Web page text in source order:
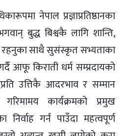
नेपाल प्रज्ञाप्रतिष्ठानका
बुद्ध बिश्वकै लागि शान्ति,
रहनुका साथै सुसंस्कृत सभ्यताका
आफू किराती धर्म सम्प्रदायको
उत्तिकै आदरभाव र सम्मान
कार्यक्रमको प्रमुख
गर्न पाउँदा महत्वपूर्ण